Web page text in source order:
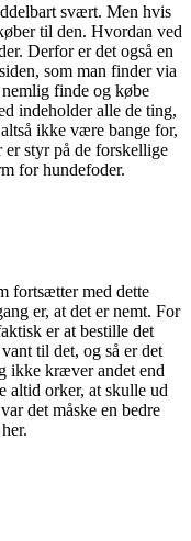
svært. Men hvis
til den. Hvordan ved
Derfor er det også en
som man finder via
finde og købe
indeholder alle de ting,
ikke være bange for,
er styr på de forskellige
for hundefoder.
fortsætter med dette
er, at det er nemt. For
er at bestille det
til det, og så er det
ikke kræver andet end
altid orker, at skulle ud
det måske en bedre